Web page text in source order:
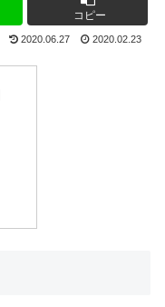
コピー
2020.06.27 2020.02.23